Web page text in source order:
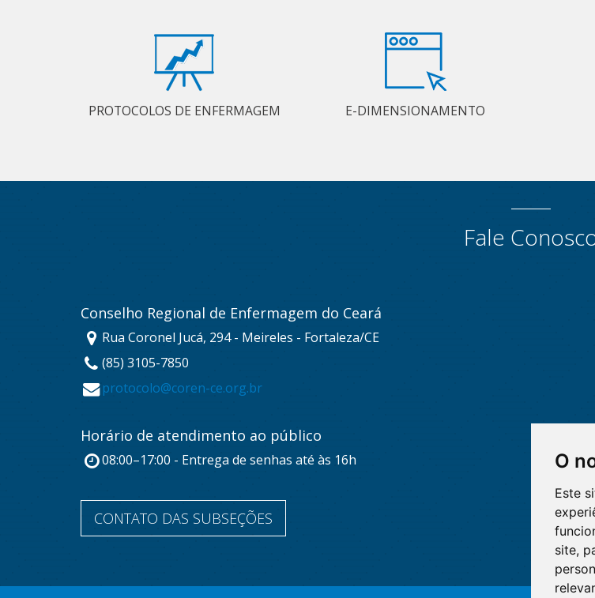
O
Este
site,
PROTOCOLOS DE ENFERMAGEM E-DIMENSIONAMENTO
Fale
Conselho Regional de Enfermagem do Ceará
Rua Coronel Jucá, 294 - Meireles - Fortaleza/CE
(85) 3105-7850
protocolo@coren-ce.org.br
Horário de atendimento ao público
08:00–17:00 - Entrega de senhas até às 16h
CONTATO DAS SUBSEÇÕES